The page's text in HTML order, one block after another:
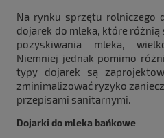
Na rynku sprzętu rolniczego
dojarek do mleka, które
pozyskiwania mleka,
Niemniej jednak pomimo
typy dojarek są
zminimalizować ryzyko
przepisami sanitarnymi.
Dojarki do mleka bańkowe